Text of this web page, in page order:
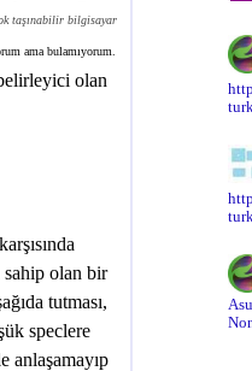
taşınabilir bilgisayar
ama bulamıyorum.
olan
olan bir
tutması,
speclere
anlaşamayıp